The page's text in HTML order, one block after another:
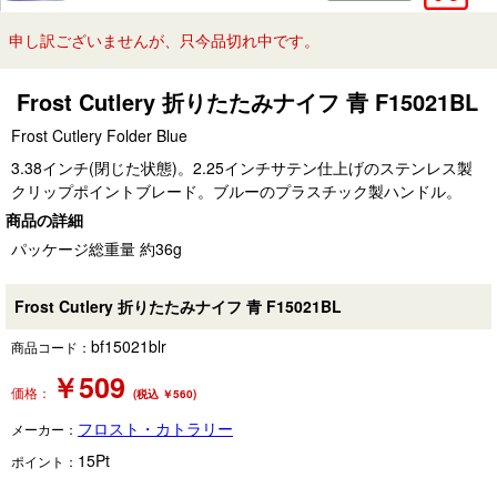
申し訳ございませんが、只今品切れ中です。
Frost Cutlery 折りたたみナイフ 青 F15021BL
Frost Cutlery Folder Blue
3.38インチ(閉じた状態)。2.25インチサテン仕上げのステンレス製
クリップポイントブレード。ブルーのプラスチック製ハンドル。
商品の詳細
パッケージ総重量 約36g
Frost Cutlery 折りたたみナイフ 青 F15021BL
商品コード： bf15021blr
価格： ￥509 (税込 ￥560)
メーカー： フロスト・カトラリー
ポイント： 15Pt